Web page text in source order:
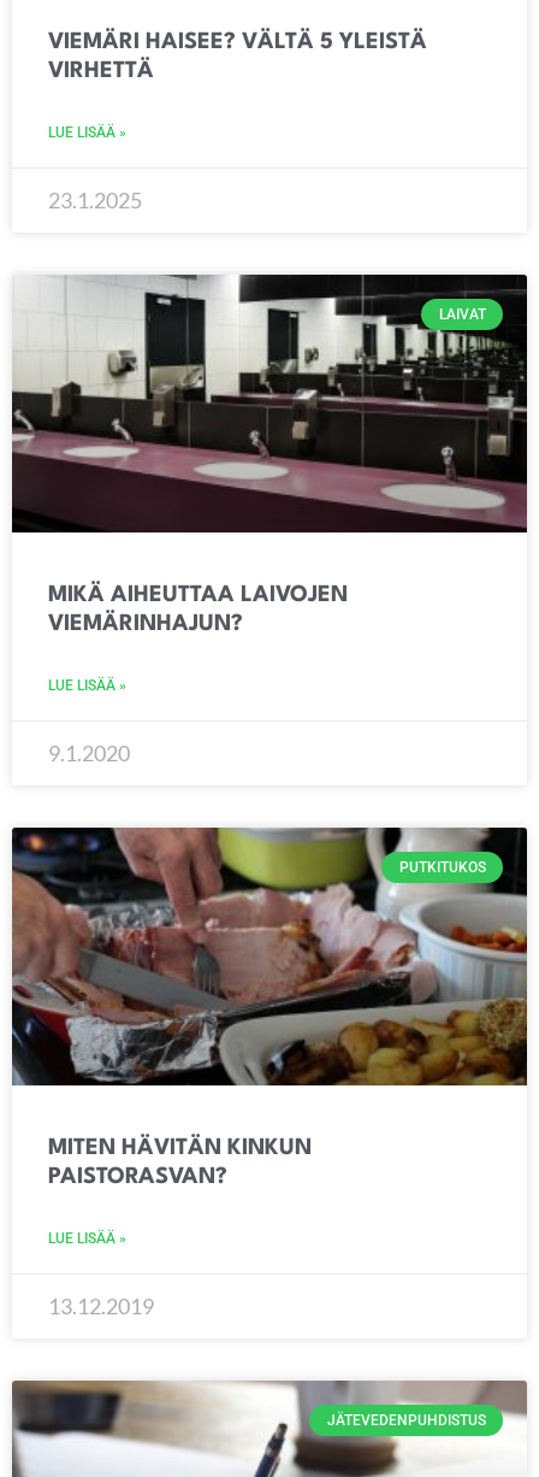
VIEMÄRI HAISEE? VÄLTÄ 5 YLEISTÄ
VIRHETTÄ
LUE LISÄÄ »
23.1.2025
LAIVAT
MIKÄ AIHEUTTAA LAIVOJEN
VIEMÄRINHAJUN?
LUE LISÄÄ »
9.1.2020
PUTKITUKOS
MITEN HÄVITÄN KINKUN
PAISTORASVAN?
LUE LISÄÄ »
13.12.2019
JÄTEVEDENPUHDISTUS